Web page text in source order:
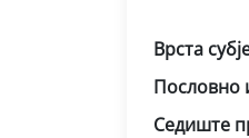
Врста
Пословно
Седиште